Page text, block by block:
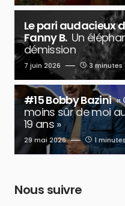
Le pari audacieux
Fanny B. Un
démission
7 juin 2026 3 minutes
#15 Bobby Bazini «
moins sûr de moi
19 ans »
29 mai 2026 1
Nous suivre